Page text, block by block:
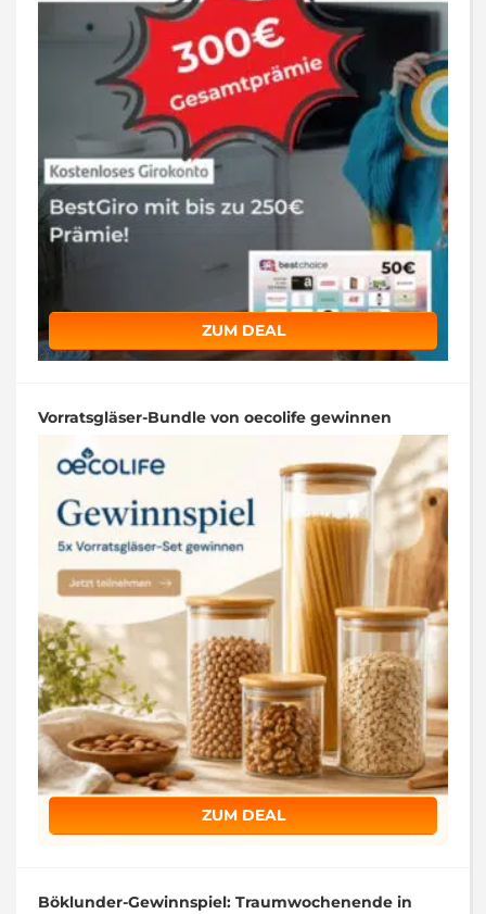
ZUM DEAL
Vorratsgläser-Bundle von oecolife gewinnen
ZUM DEAL
Böklunder-Gewinnspiel: Traumwochenende in